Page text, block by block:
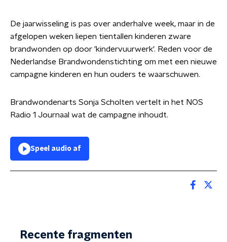
De jaarwisseling is pas over anderhalve week, maar in de
afgelopen weken liepen tientallen kinderen zware
brandwonden op door 'kindervuurwerk'. Reden voor de
Nederlandse Brandwondenstichting om met een nieuwe
campagne kinderen en hun ouders te waarschuwen.
Brandwondenarts Sonja Scholten vertelt in het NOS
Radio 1 Journaal wat de campagne inhoudt.
Speel audio af
Recente fragmenten